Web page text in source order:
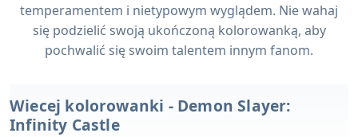
temperamentem i nietypowym wyglądem. Nie wahaj
się podzielić swoją ukończoną kolorowanką, aby
pochwalić się swoim talentem innym fanom.
Wiecej kolorowanki - Demon Slayer:
Infinity Castle